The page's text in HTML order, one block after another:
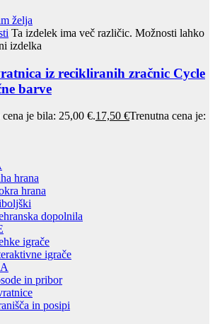
želja
Ta izdelek ima več različic. Možnosti lahko
izdelka
iz recikliranih zračnic Cycle
barve
je bila: 25,00 €.17,50 €Trenutna cena je:
hrana
hrana
dopolnila
igrače
igrače
in pribor
in posipi